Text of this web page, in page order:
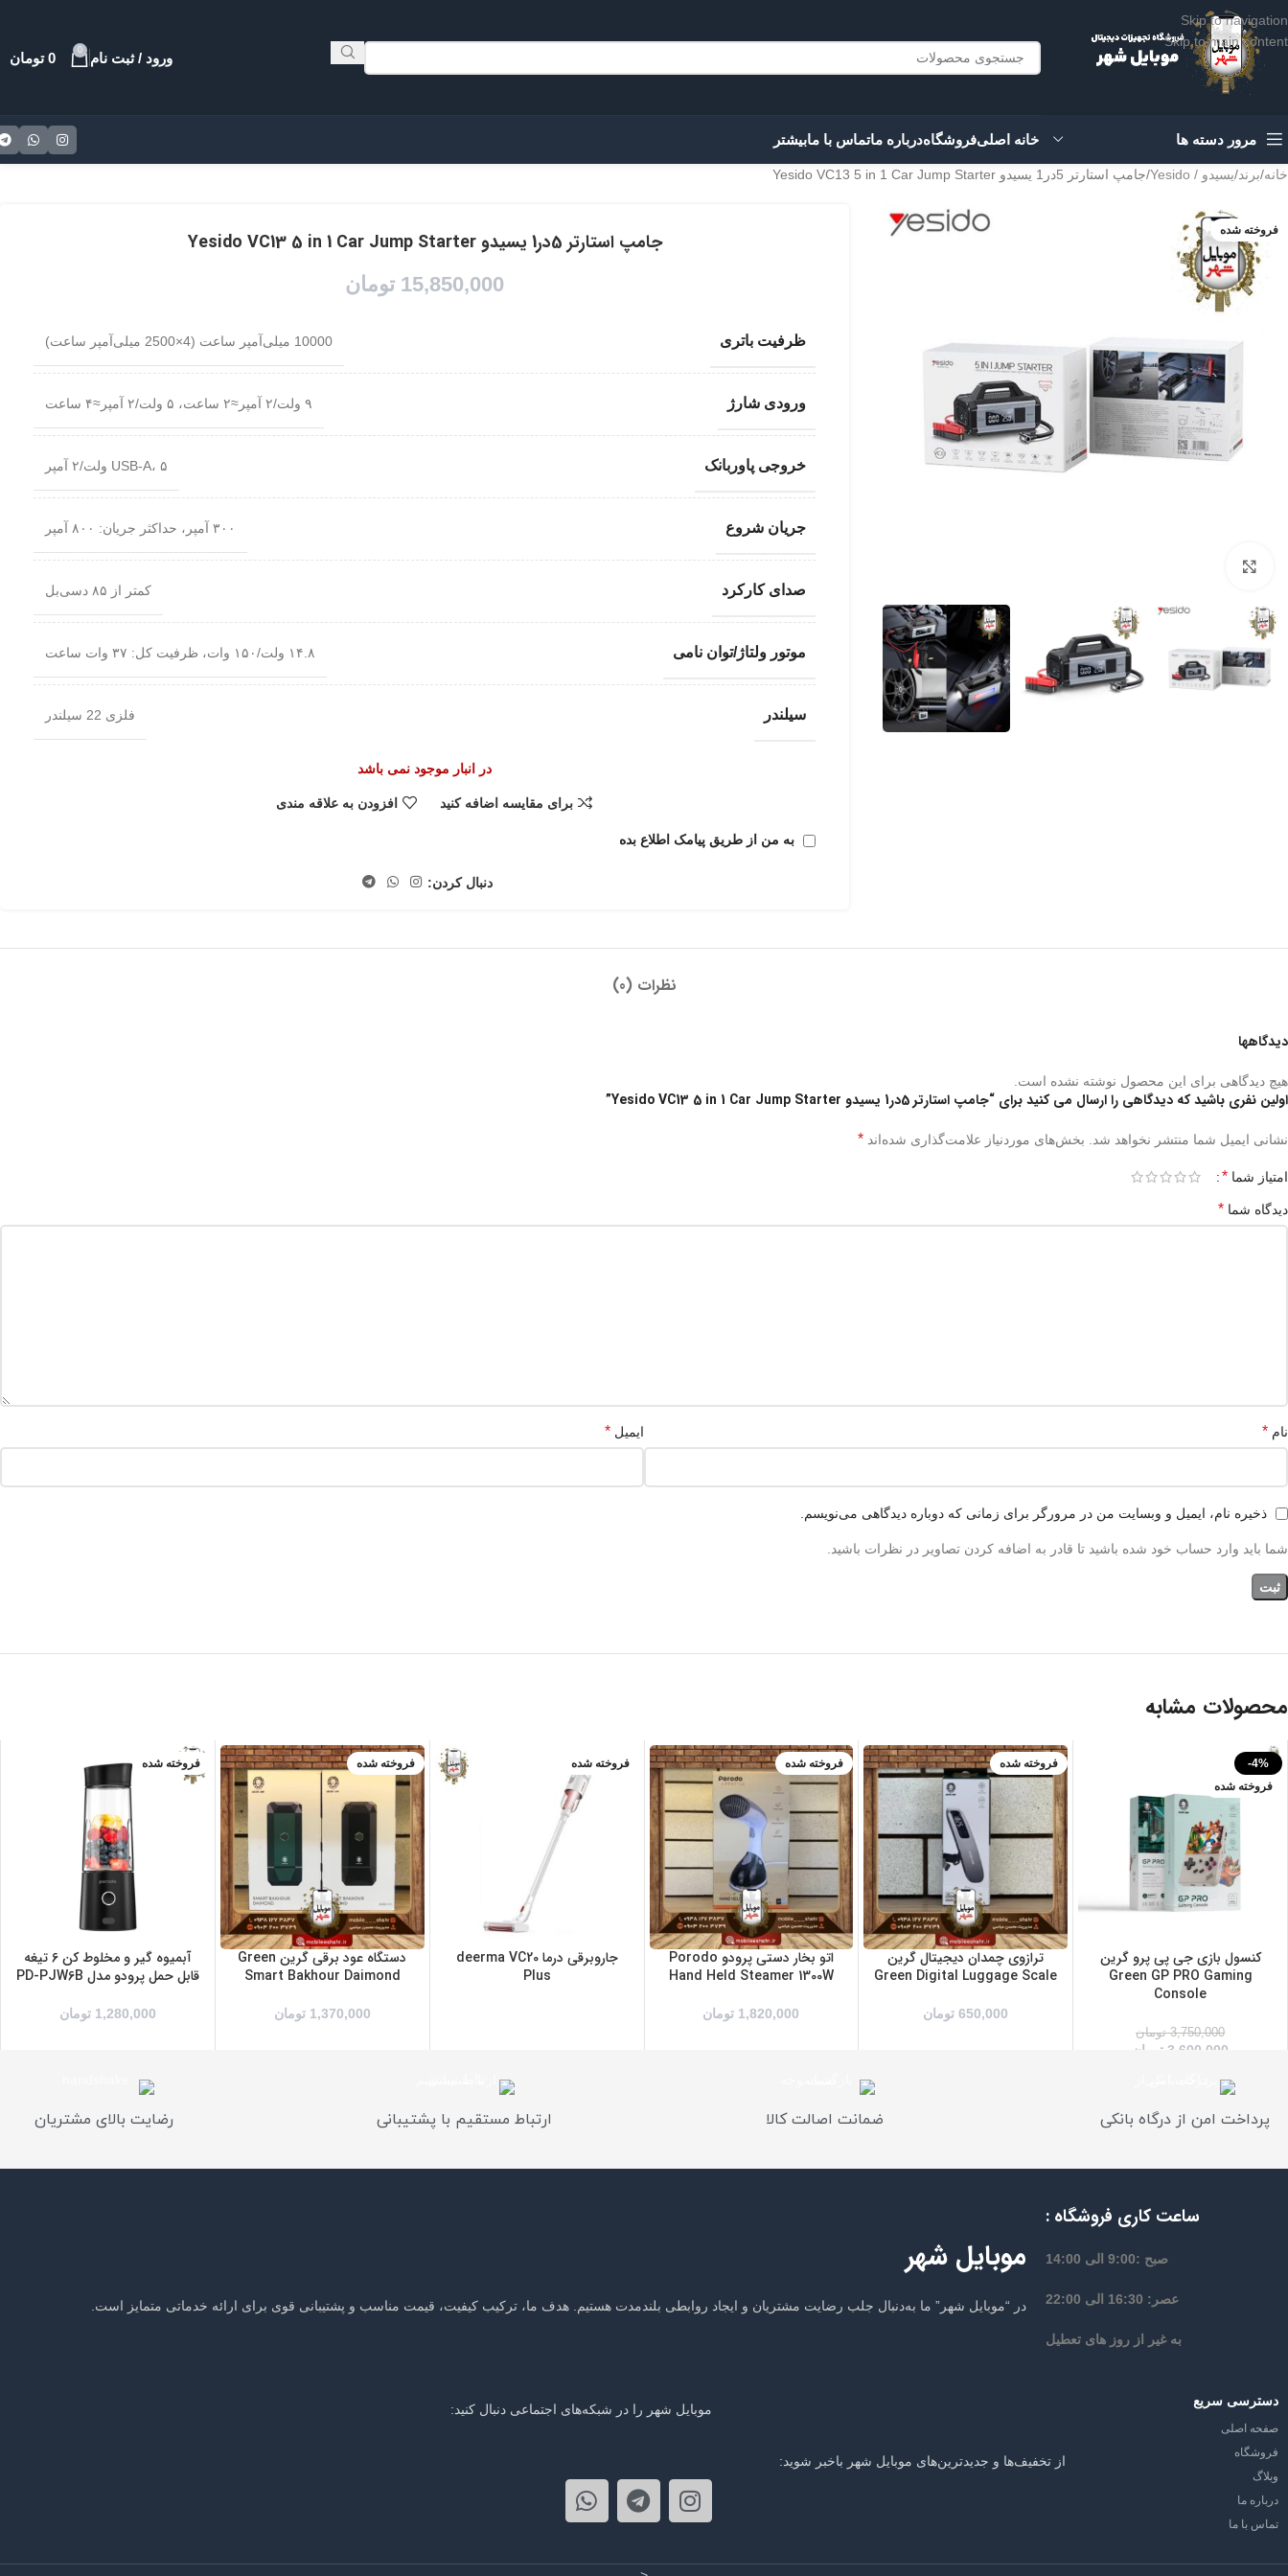
Skip to navigation
Skip to main content
ورود / ثبت نام 0
0 تومان
مرور دسته ها خانه اصلیفروشگاهدرباره ماتماس با مابیشتر
خانه برند یسیدو / Yesido جامپ استارتر 5در1 یسیدو Yesido VC13 5 in 1 Car Jump Starter
فروخته شده جامپ استارتر 5در1 یسیدو Yesido VC13 5 in 1 Car Jump Starter
15,850,000 تومان
ظرفیت باتری 10000 میلی‌آمپر ساعت (4×2500 میلی‌آمپر ساعت)
ورودی شارژ ۹ ولت/۲ آمپر≈۲ ساعت، ۵ ولت/۲ آمپر≈۴ ساعت
خروجی پاوربانک USB-A، ۵ ولت/۲ آمپر
جریان شروع ۳۰۰ آمپر، حداکثر جریان: ۸۰۰ آمپر
صدای کارکرد کمتر از ۸۵ دسی‌بل
موتور ولتاژ/توان نامی ۱۴.۸ ولت/۱۵۰ وات، ظرفیت کل: ۳۷ وات ساعت
سیلندر فلزی 22 سیلندر
در انبار موجود نمی باشد
برای مقایسه اضافه کنید افزودن به علاقه مندی
به من از طریق پیامک اطلاع بده
دنبال کردن:
نظرات (0)
دیدگاهها
هیچ دیدگاهی برای این محصول نوشته نشده است.
اولین نفری باشید که دیدگاهی را ارسال می کنید برای “جامپ استارتر 5در1 یسیدو Yesido VC13 5 in 1 Car Jump Starter”
نشانی ایمیل شما منتشر نخواهد شد. بخش‌های موردنیاز علامت‌گذاری شده‌اند *
امتیاز شما *
دیدگاه شما *
نام * ایمیل *
ذخیره نام، ایمیل و وبسایت من در مرورگر برای زمانی که دوباره دیدگاهی می‌نویسم.
شما باید وارد حساب خود شده باشید تا قادر به اضافه کردن تصاویر در نظرات باشید.
محصولات مشابه
-4%
فروخته شده
خاکستری
کنسول بازی جی پی پرو گرین
Green GP PRO Gaming
Console
3,750,000 تومان
3,600,000 تومان
فروخته شده
ترازوی چمدان دیجیتال گرین
Green Digital Luggage Scale
650,000 تومان
فروخته شده
آبی
زرد/مشکی
صورتی
اتو بخار دستی پرودو Porodo
Hand Held Steamer 1300W
1,820,000 تومان
فروخته شده
جاروبرقی درما deerma VC20
Plus
فروخته شده
سبز
مشکی
دستگاه عود برقی گرین Green
Smart Bakhour Daimond
1,370,000 تومان
فروخته شده
بنفش
آبمیوه گیر و مخلوط کن 6 تیغه
قابل حمل پرودو مدل PD-PJW6B
1,280,000 تومان
پرداخت امن از درگاه بانکی ضمانت اصالت کالا ارتباط مستقیم با پشتیبانی رضایت بالای مشتریان
ساعت کاری فروشگاه :
صبح :9:00 الی 14:00
عصر: 16:30 الی 22:00
به غیر از روز های تعطیل
موبایل شهر
در “موبایل شهر” ما به‌دنبال جلب رضایت مشتریان و ایجاد روابطی بلندمدت هستیم. هدف ما، ترکیب کیفیت، قیمت مناسب و پشتیبانی قوی برای ارائه خدماتی متمایز است.
دسترسی سریع
صفحه اصلی
فروشگاه
وبلاگ
درباره ما
تماس با ما
از تخفیف‌ها و جدیدترین‌های موبایل شهر باخبر شوید:
موبایل شهر را در شبکه‌های اجتماعی دنبال کنید: